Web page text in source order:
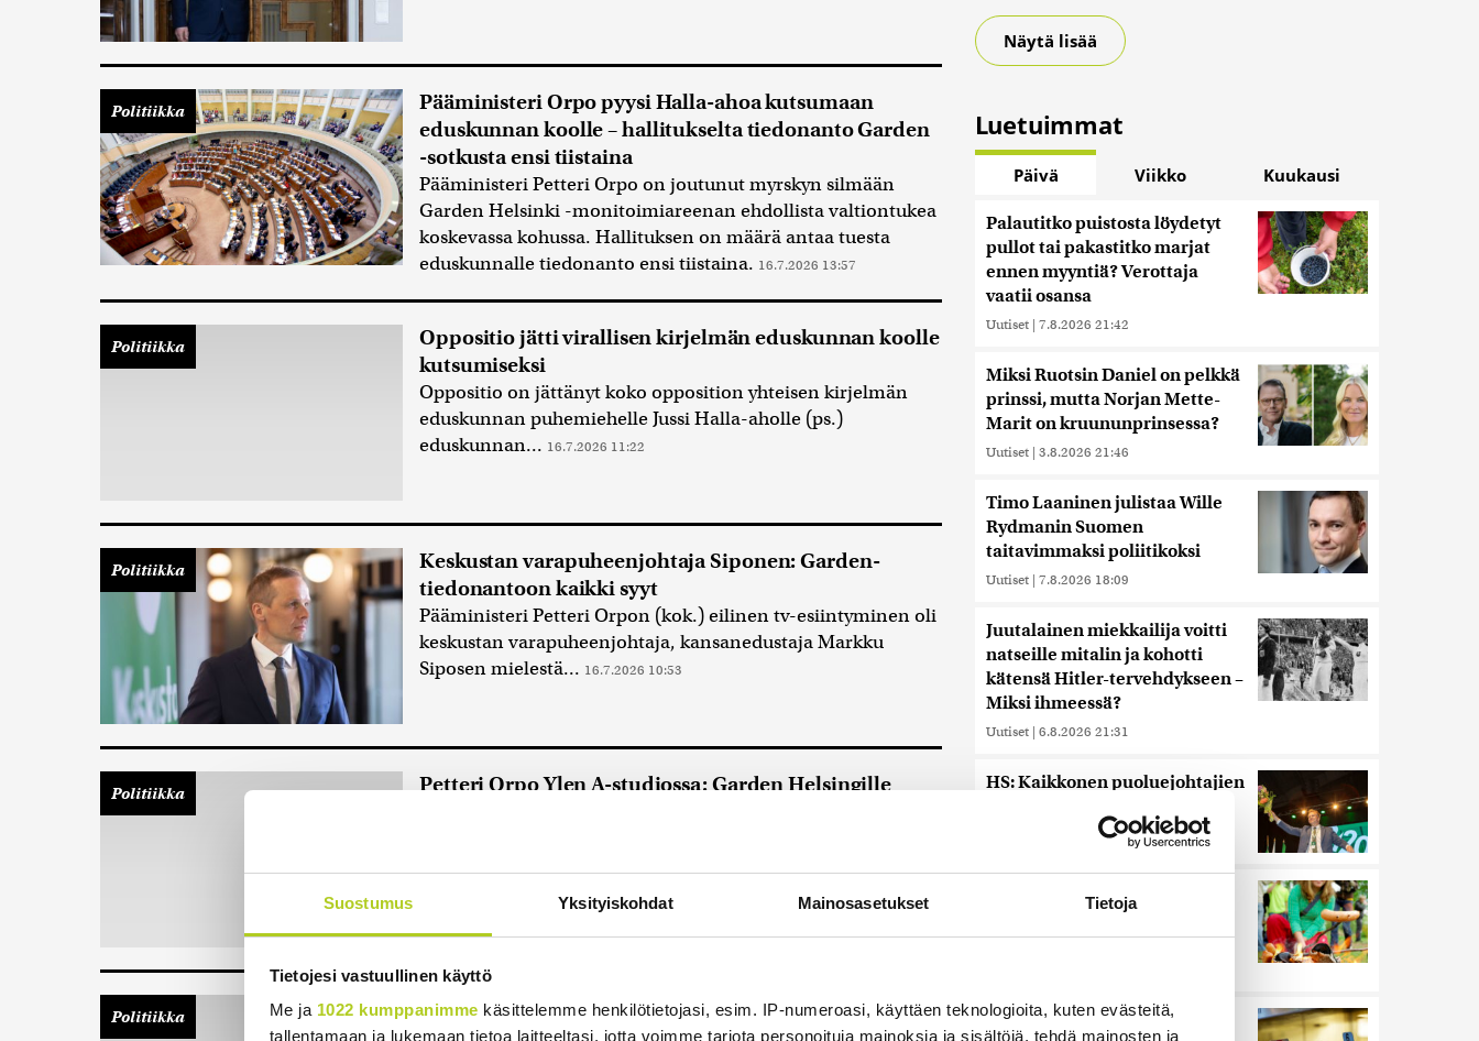
Suostumus Yksityiskohdat Mainosasetukset Tietoja
Tietojesi vastuullinen käyttö
Me ja 1022 kumppanimme käsittelemme henkilötietojasi, esim. IP-numeroasi, käyttäen teknologioita, kuten evästeitä,
tallentamaan ja lukemaan tietoa laitteeltasi, jotta voimme tarjota personoituja mainoksia ja sisältöjä, tehdä mainosten ja
Politiikka
Pääministeri Orpo pyysi Halla-ahoa kutsumaan
eduskunnan koolle – hallitukselta tiedonanto Garden
-sotkusta ensi tiistaina
Pääministeri Petteri Orpo on joutunut myrskyn silmään
Garden Helsinki -monitoimiareenan ehdollista valtiontukea
koskevassa kohussa. Hallituksen on määrä antaa tuesta
eduskunnalle tiedonanto ensi tiistaina. 16.7.2026 13:57
Politiikka
Oppositio jätti virallisen kirjelmän eduskunnan koolle
kutsumiseksi
Oppositio on jättänyt koko opposition yhteisen kirjelmän
eduskunnan puhemiehelle Jussi Halla-aholle (ps.)
eduskunnan... 16.7.2026 11:22
Politiikka
Keskustan varapuheenjohtaja Siponen: Garden-
tiedonantoon kaikki syyt
Pääministeri Petteri Orpon (kok.) eilinen tv-esiintyminen oli
keskustan varapuheenjohtaja, kansanedustaja Markku
Siposen mielestä... 16.7.2026 10:53
Politiikka
Petteri Orpo Ylen A-studiossa: Garden Helsingille
eikä ministeriötä voisi ohjeistaa ulkoapäin rahoitusehtojen
Politiikka
Garden Helsingin hallitus: Ymmärrämme, jos hallitus
haluaa arvioida valtiontuen uudelleen
Näytä lisää
Luetuimmat
Päivä Viikko Kuukausi
Palautitko puistosta löydetyt
pullot tai pakastitko marjat
ennen myyntiä? Verottaja
vaatii osansa
Uutiset | 7.8.2026 21:42
Miksi Ruotsin Daniel on pelkkä
prinssi, mutta Norjan Mette-
Marit on kruununprinsessa?
Uutiset | 3.8.2026 21:46
Timo Laaninen julistaa Wille
Rydmanin Suomen
taitavimmaksi poliitikoksi
Uutiset | 7.8.2026 18:09
Juutalainen miekkailija voitti
natseille mitalin ja kohotti
kätensä Hitler-tervehdykseen –
Miksi ihmeessä?
Uutiset | 6.8.2026 21:31
HS: Kaikkonen puoluejohtajien
8.8.2026 13:09
Ihmiset kahmivat nyt näitä
tuotteita Lidleistä –
”Hittitrendi”
Nämä ihmiset sairastuvat